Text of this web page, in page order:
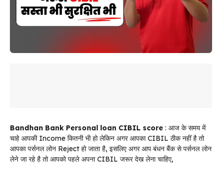
Bandhan Bank Personal loan CIBIL score : आज के समय में
चाहे आपकी Income कितनी भी हो लेकिन अगर आपका CIBIL ठीक नहीं है तो
आपका पर्सनल लोन Reject हो जाता है, इसलिए अगर आप बंधन बैंक से पर्सनल लोन
लेने जा रहे है तो आपको पहले अपना CIBIL जरूर देख लेना चाहिए,